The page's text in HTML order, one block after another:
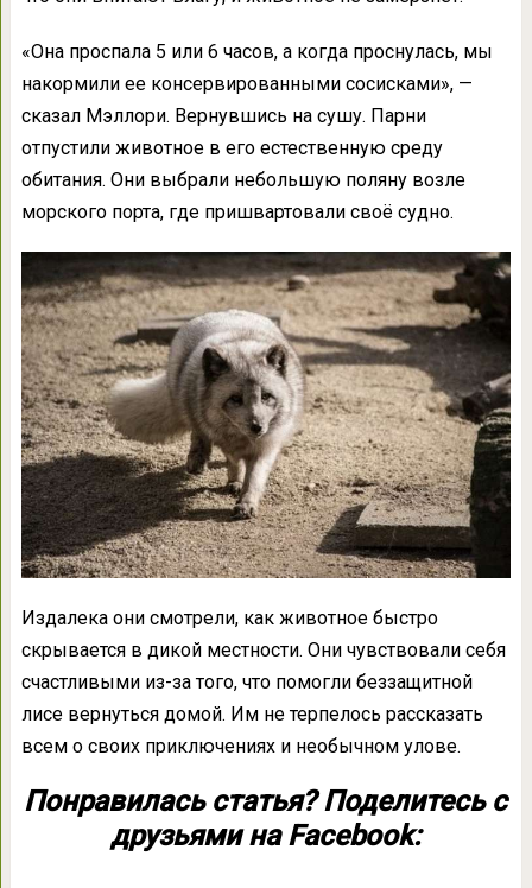
«Она проспала 5 или 6 часов, а когда проснулась, мы
накормили ее консервированными сосисками», —
сказал Мэллори. Вернувшись на сушу. Парни
отпустили животное в его естественную среду
обитания. Они выбрали небольшую поляну возле
морского порта, где пришвартовали своё судно.
Издалека они смотрели, как животное быстро
скрывается в дикой местности. Они чувствовали себя
счастливыми из-за того, что помогли беззащитной
лисе вернуться домой. Им не терпелось рассказать
всем о своих приключениях и необычном улове.
Понравилась статья? Поделитесь с
друзьями на Facebook: